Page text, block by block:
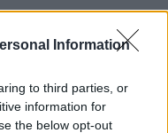
Information
to third parties, or
information for
the below opt-out